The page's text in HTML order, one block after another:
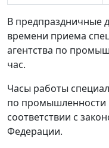
В предпраздничные
времени приема
агентства по
час.
Часы работы
по промышленности
соответствии с
Федерации.